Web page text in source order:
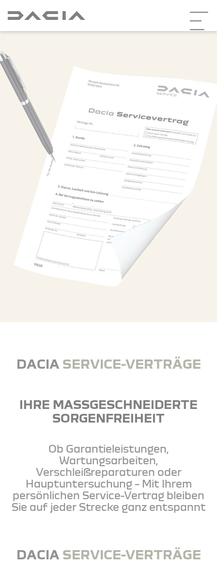
DACIA SERVICE-VERTRÄGE
IHRE MASSGESCHNEIDERTE S
ORGENFREIHEIT
Ob Garantieleistungen,
Wartungsarbeiten,
Verschleißreparaturen oder
Hauptuntersuchung – Mit Ihrem
persönlichen Service-Vertrag bleiben
Sie auf jeder Strecke ganz entspannt
DACIA SERVICE-VERTRÄGE